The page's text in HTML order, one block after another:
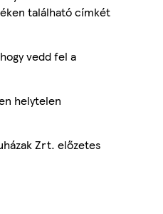
található címkét
vedd fel a
helytelen
Zrt. előzetes